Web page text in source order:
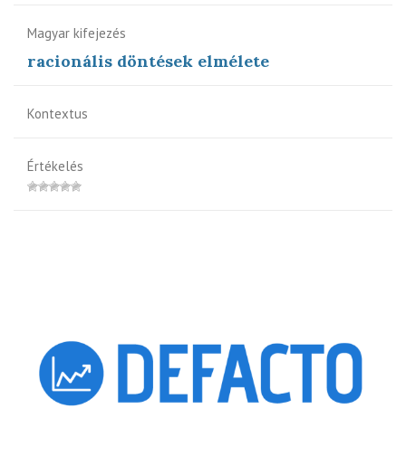
Magyar kifejezés
racionális döntések elmélete
Kontextus
Értékelés